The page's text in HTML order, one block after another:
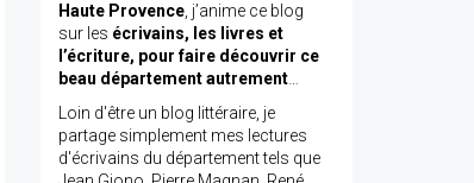
Haute Provence, j’anime ce blog
sur les écrivains, les livres et
l’écriture, pour faire découvrir ce
beau département autrement…
Loin d'être un blog littéraire, je
partage simplement mes lectures
d'écrivains du département tels que